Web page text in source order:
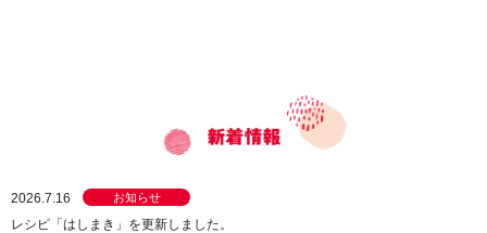
2026.7.16 お知らせ
レシピ「はしまき」を更新しました。